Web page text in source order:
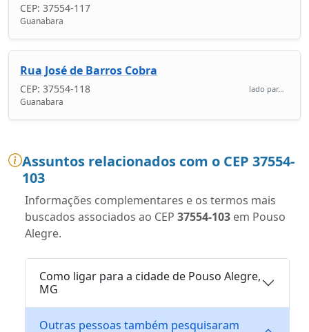
CEP: 37554-117
Guanabara
Rua José de Barros Cobra
CEP: 37554-118 lado par...
Guanabara
Assuntos relacionados com o CEP 37554-
103
Informações complementares e os termos mais
buscados associados ao CEP 37554-103 em Pouso
Alegre.
Como ligar para a cidade de Pouso Alegre,
MG
Outras pessoas também pesquisaram